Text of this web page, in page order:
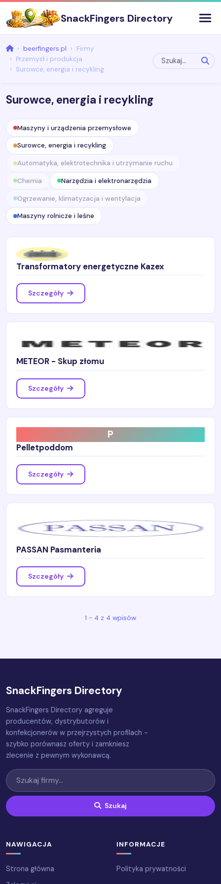
SnackFingers Directory
beerfingers.pl
Firmy
Przemysł i produkcja
Surowce, energia i recykling
Surowce, energia i recykling
Maszyny i urządzenia przemysłowe
Surowce, energia i recykling
Automatyka, elektrotechnika i utrzymanie ruchu
Chemia Narzędzia i elektronarzędzia
Ogrzewanie, klimatyzacja i wentylacja
Maszyny rolnicze i leśne
Transformatory energetyczne Kazex
Szczegóły
METEOR - Skup złomu
Szczegóły
P
Pelletpoddom
Szczegóły
PASSAN Pasmanteria
Szczegóły
1 - 4 z 4 wpisów
SnackFingers Directory
SnackFingers Directory agreguje
producentów, dystrybutorów i
konfekcjonerów w przejrzystych profilach -
szybko porównasz oferty i zamkniesz
zlecenie z pewnym wykonawcą.
Szukaj
NAWIGACJA
Strona główna
INFORMACJE
Polityka prywatności